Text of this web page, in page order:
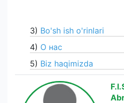
3) Bo'sh ish o'rinlari
4) О нас
5) Biz haqimizda